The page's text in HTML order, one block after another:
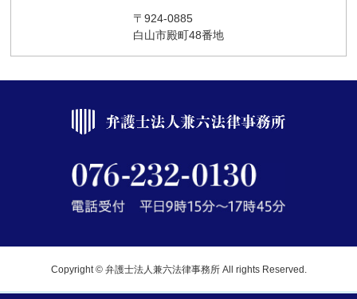
〒924-0885
白山市殿町48番地
Copyright © 弁護士法人兼六法律事務所 All rights Reserved.